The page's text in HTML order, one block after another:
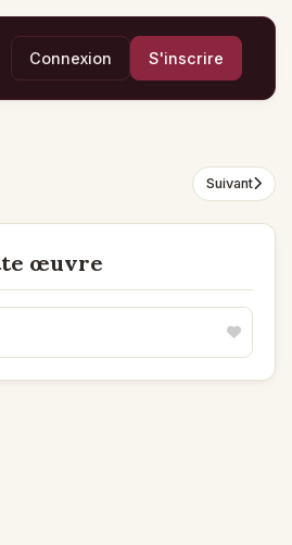
Connexion S'inscrire
Suivant
œuvre